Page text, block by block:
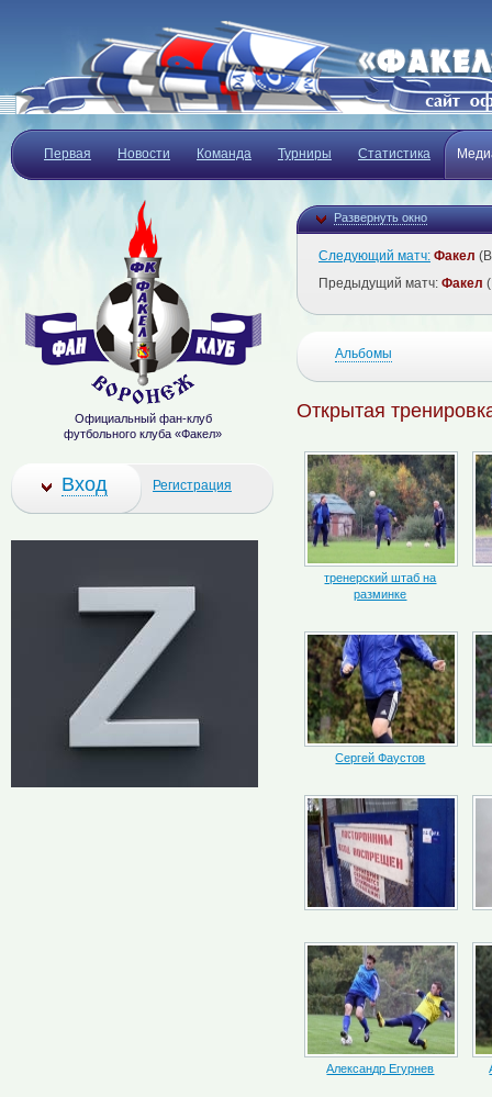
Первая Новости Команда Турниры Статистика
Развернуть окно
Следующий матч: Факел
Предыдущий матч: Факел
Альбомы
Открытая
тренерский штаб на
разминке
Сергей Фаустов
Александр Егурнев
Официальный фан-клуб
футбольного клуба «Факел»
Вход Регистрация